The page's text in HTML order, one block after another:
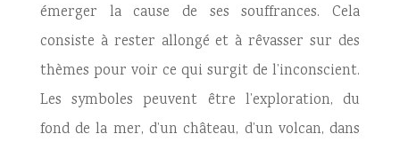
émerger la cause de ses souffrances. Cela
consiste à rester allongé et à rêvasser sur des
thèmes pour voir ce qui surgit de l’inconscient.
Les symboles peuvent être l’exploration, du
fond de la mer, d’un château, d’un volcan, dans